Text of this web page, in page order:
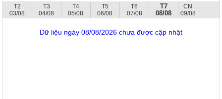
T2
03/08
T3
04/08
T4
05/08
T5
06/08
T6
07/08
T7
08/08
CN
09/08
Dữ liệu ngày 08/08/2026 chưa được cập nhật